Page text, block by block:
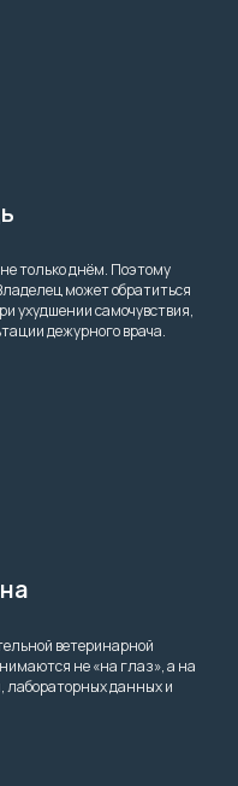
только днём. Поэтому
может обратиться
ухудшении самочувствия,
дежурного врача.
ветеринарной
не «на глаз», а на
лабораторных данных и